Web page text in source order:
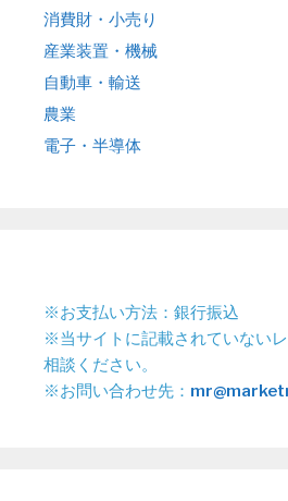
消費財・小売り
産業装置・機械
自動車・輸送
農業
電子・半導体
※お支払い方法：銀行振込
※当サイトに記載されていない
相談ください。
※お問い合わせ先：